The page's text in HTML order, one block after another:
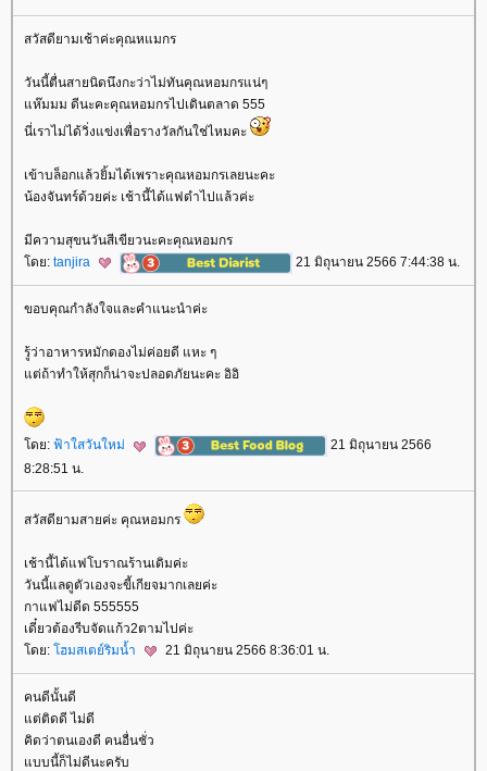
สวัสดียามเช้าค่ะคุณหแมกร
วันนี้ตื่นสายนิดนึงกะว่าไม่ทันคุณหอมกรแน่ๆ
ห๊มมม ดีนะคะคุณหอมกรไปเดินตลาด 555
นี่เราไม่ได้วิ่งแข่งเพื่อรางวัลกันใช่ไหมคะ
เข้าบล็อกแล้วยิ้มได้เพราะคุณหอมกรเลยนะคะ
น้องจันทร์ด้วยค่ะ เช้านี้ได้แฟดำไปแล้วค่ะ
มีความสุขนวันสีเขียวนะคะคุณหอมกร
ดย: tanjira 21 มิถุนายน 2566 7:44:38 น.
ขอบคุณกำลังใจและคำแนะนำค่ะ
รู้ว่าอาหารหมักดองไม่ค่อยดี แหะ ๆ
ต่ถ้าทำให้สุกก็น่าจะปลอดภัยนะคะ อิอิ
ดย: ฟ้าใสวันใหม่
21 มิถุนายน 2566
8:28:51 น.
สวัสดียามสายค่ะ คุณหอมกร
เช้านี้ได้แฟโบราณร้านเดิมค่ะ
วันนี้แลดูตัวเองจะขี้เกียจมากเลยค่ะ
กาแฟไม่ดีด 555555
เดี๋ยวต้องรีบจัดแก้ว2ตามไปค่ะ
ดย: ฮมสเตย์ริมน้ำ 21 มิถุนายน 2566 8:36:01 น.
คนดีนั้นดี
ต่ติดดี ไม่ดี
คิดว่าตนเองดี คนอื่นชั่ว
บบนี้ก็ไม่ดีนะครับ